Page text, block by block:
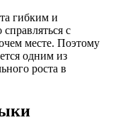
гибким и
с
месте. Поэтому
одним из
роста в